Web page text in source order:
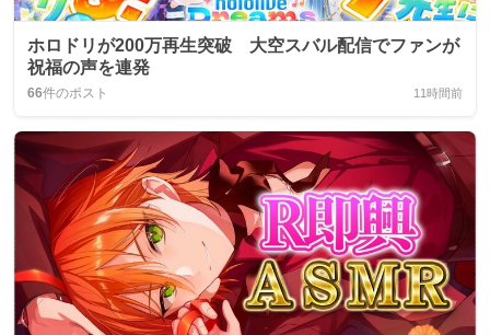
ホロドリが200万再生突破 大空スバル配信でファンが
祝福の声を連発
66件のポスト 11時間前